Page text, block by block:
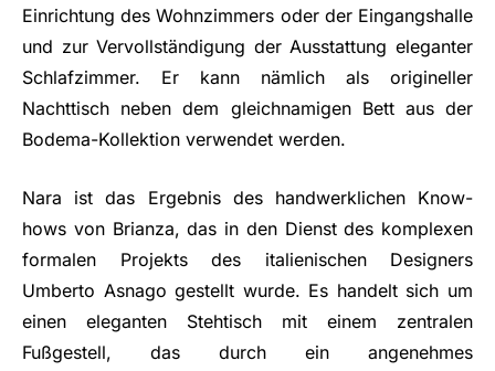
Einrichtung des Wohnzimmers oder der Eingangshalle
und zur Vervollständigung der Ausstattung eleganter
Schlafzimmer. Er kann nämlich als origineller
Nachttisch neben dem gleichnamigen Bett aus der
Bodema-Kollektion verwendet werden.
Nara ist das Ergebnis des handwerklichen Know-
hows von Brianza, das in den Dienst des komplexen
formalen Projekts des italienischen Designers
Umberto Asnago gestellt wurde. Es handelt sich um
einen eleganten Stehtisch mit einem zentralen
Fußgestell, das durch ein angenehmes